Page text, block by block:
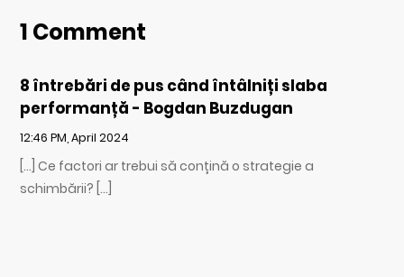
1 Comment
8 întrebări de pus când întâlniți slaba
performanță - Bogdan Buzdugan
12:46 PM, April 2024
[…] Ce factori ar trebui să conțină o strategie a
schimbării? […]